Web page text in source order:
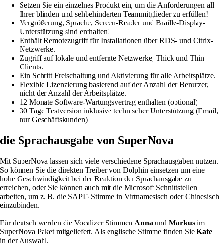
Setzen Sie ein einzelnes Produkt ein, um die Anforderungen all
Ihrer blinden und sehbehinderten Teammitglieder zu erfüllen!
Vergrößerung, Sprache, Screen-Reader und Braille-Display-
Unterstützung sind enthalten!
Enthält Remotezugriff für Installationen über RDS- und Citrix-
Netzwerke.
Zugriff auf lokale und entfernte Netzwerke, Thick und Thin
Clients.
Ein Schritt Freischaltung und Aktivierung für alle Arbeitsplätze.
Flexible Lizenzierung basierend auf der Anzahl der Benutzer,
nicht der Anzahl der Arbeitsplätze.
12 Monate Software-Wartungsvertrag enthalten (optional)
30 Tage Testversion inklusive technischer Unterstützung (Email,
nur Geschäftskunden)
die Sprachausgabe von SuperNova
Mit SuperNova lassen sich viele verschiedene Sprachausgaben nutzen.
So können Sie die direkten Treiber von Dolphin einsetzen um eine
hohe Geschwindigkeit bei der Reaktion der Sprachausgabe zu
erreichen, oder Sie können auch mit die Microsoft Schnittstellen
arbeiten, um z. B. die SAPI5 Stimme in Virtnamesisch oder Chinesisch
einzubinden.
Für deutsch werden die Vocalizer Stimmen Anna und Markus im
SuperNova Paket mitgeliefert. Als englische Stimme finden Sie Kate
in der Auswahl.